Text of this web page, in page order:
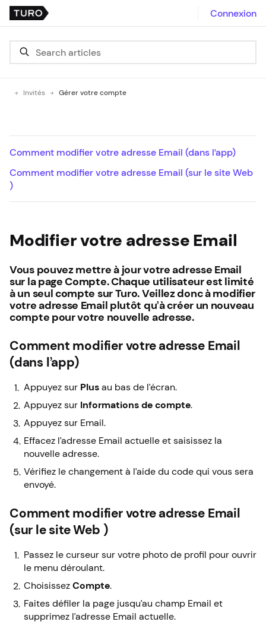
Connexion
Invités Gérer votre compte
Modifier votre adresse Email
Vous pouvez mettre à jour votre adresse Email
sur la page Compte. Chaque utilisateur est limité
à un seul compte sur Turo. Veillez donc à modifier
votre adresse Email plutôt qu’à créer un nouveau
compte pour votre nouvelle adresse.
Comment modifier votre adresse Email
(dans l’app)
Appuyez sur Plus au bas de l’écran.
Appuyez sur Informations de compte.
Appuyez sur Email.
Effacez l’adresse Email actuelle et saisissez la
nouvelle adresse.
Vérifiez le changement à l’aide du code qui vous sera
envoyé.
Comment modifier votre adresse Email
(sur le site Web )
Passez le curseur sur votre photo de profil pour ouvrir
le menu déroulant.
Choisissez Compte.
Faites défiler la page jusqu’au champ Email et
supprimez l’adresse Email actuelle.
Comment modifier votre adresse Email (dans l’app)
Comment modifier votre adresse Email (sur le site Web
)